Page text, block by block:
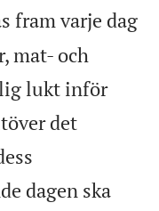
fram varje dag
mat- och
lukt inför
det
dagen ska